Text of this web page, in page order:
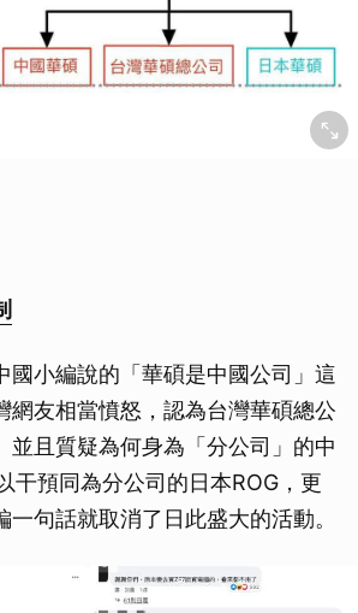
國小編說的「華碩是中國公司」這
網友相當憤怒，認為台灣華碩總公
並且質疑為何身為「分公司」的中
干預同為分公司的日本ROG，更
一句話就取消了日此盛大的活動。